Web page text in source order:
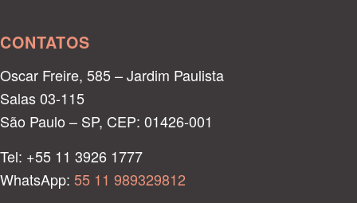
CONTATOS
Oscar Freire, 585 – Jardim Paulista
Salas 03-115
São Paulo – SP, CEP: 01426-001
Tel: +55 11 3926 1777
WhatsApp: 55 11 989329812